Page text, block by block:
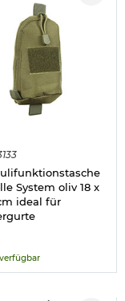
System oliv 18 x
ideal für